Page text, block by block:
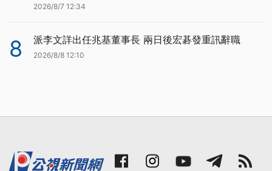
2026/8/7 12:34
8 派李文詳出任兆基董事長 兩日後宏碁發重訊辭職
2026/8/8 12:10